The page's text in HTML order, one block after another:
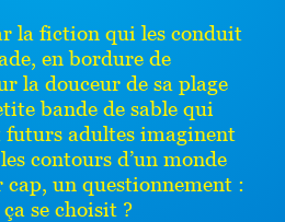
la fiction qui les conduit
en bordure de
la douceur de sa plage
bande de sable qui
futurs adultes imaginent
contours d’un monde
un questionnement :
se choisit ?